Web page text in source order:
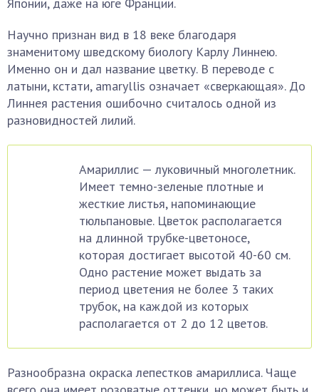
Научно признан вид в 18 веке благодаря
знаменитому шведскому биологу Карлу Линнею.
Именно он и дал название цветку. В переводе с
латыни, кстати, amaryllis означает «сверкающая». До
Линнея растения ошибочно считалось одной из
разновидностей лилий.
Амариллис — луковичный многолетник.
Имеет темно-зеленые плотные и
жесткие листья, напоминающие
тюльпановые. Цветок располагается
на длинной трубке-цветоносе,
которая достигает высотой 40-60 см.
Одно растение может выдать за
период цветения не более 3 таких
трубок, на каждой из которых
располагается от 2 до 12 цветов.
Разнообразна окраска лепестков амариллиса. Чаще